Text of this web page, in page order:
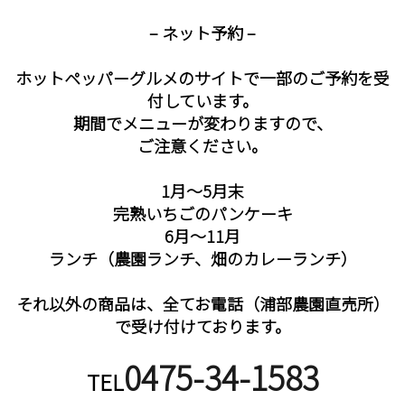
– ネット予約 –
ホットペッパーグルメのサイトで一部のご予約を受
付しています。
期間でメニューが変わりますので、
ご注意ください。
1月〜5月末
完熟いちごのパンケーキ
6月〜11月
ランチ（農園ランチ、畑のカレーランチ）
それ以外の商品は、全てお電話（浦部農園直売所）
で受け付けております。
TEL0475-34-1583